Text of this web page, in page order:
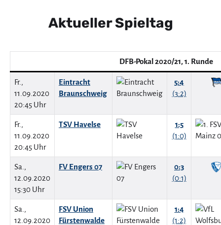
Aktueller Spieltag
DFB-Pokal 2020/21, 1. Runde
Fr.,
11.09.2020
20:45 Uhr
Eintracht
Braunschweig
5:4
(3:2)
Fr.,
11.09.2020
20:45 Uhr
TSV Havelse
1:5
(1:0)
Sa.,
12.09.2020
15:30 Uhr
FV Engers 07
0:3
(0:1)
Sa.,
12.09.2020
FSV Union
Fürstenwalde
1:4
(1:2)